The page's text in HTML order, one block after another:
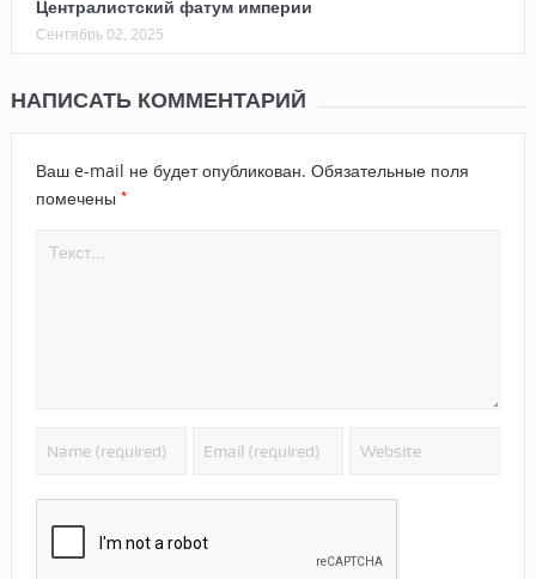
Централистский фатум империи
Сентябрь 02, 2025
НАПИСАТЬ КОММЕНТАРИЙ
Ваш e-mail не будет опубликован. Обязательные поля
помечены *